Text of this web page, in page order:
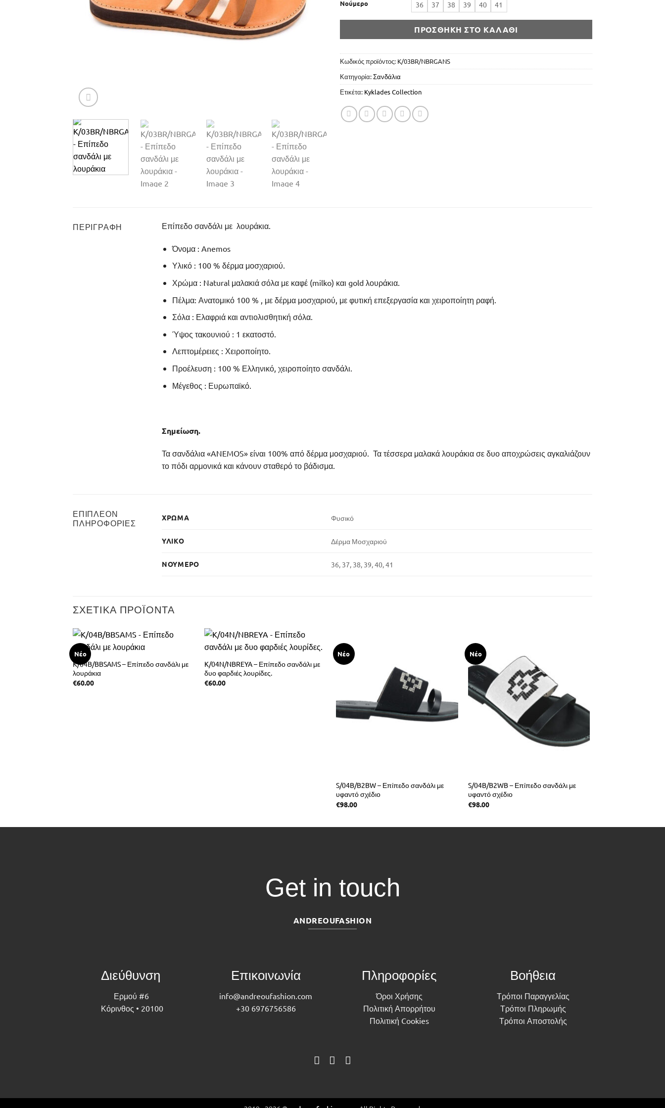
Νούμερο 36 37 38 39 40 41
ΠΡΟΣΘΉΚΗ ΣΤΟ ΚΑΛΆΘΙ
Κωδικός προϊόντος: K/03BR/NBRGANS
Κατηγορία:Σανδάλια
Ετικέτα: Kyklades Collection
ΠΕΡΙΓΡΑΦΉ Επίπεδο σανδάλι με λουράκια.
Όνομα : Anemos
Υλικό : 100 % δέρμα μοσχαριού.
Χρώμα : Natural μαλακιά σόλα με καφέ (milko) και gold λουράκια.
Πέλμα: Ανατομικό 100 % , με δέρμα μοσχαριού, με φυτική επεξεργασία και χειροποίητη ραφή.
Σόλα : Ελαφριά και αντιολισθητική σόλα.
Ύψος τακουνιού : 1 εκατοστό.
Λεπτομέρειες : Χειροποίητο.
Προέλευση : 100 % Ελληνικό, χειροποίητο σανδάλι.
Μέγεθος : Ευρωπαϊκό.
Σημείωση.
Τα σανδάλια «ANEMOS» είναι 100% από δέρμα μοσχαριού. Τα τέσσερα μαλακά λουράκια σε δυο αποχρώσεις αγκαλιάζουν
το πόδι αρμονικά και κάνουν σταθερό το βάδισμα.
ΕΠΙΠΛΈΟΝ
ΠΛΗΡΟΦΟΡΊΕΣ
ΧΡΏΜΑ Φυσικό
ΥΛΙΚΌ Δέρμα Μοσχαριού
ΝΟΎΜΕΡΟ 36, 37, 38, 39, 40, 41
ΣΧΕΤΙΚΆ ΠΡΟΪΌΝΤΑ
Νέο
K/04B/BBSAMS – Επίπεδο σανδάλι με
λουράκια
€60.00
K/04N/NBREYA – Επίπεδο σανδάλι με
δυο φαρδιές λουρίδες.
€60.00
Νέο
S/04B/B2BW – Επίπεδο σανδάλι με
υφαντό σχέδιο
€98.00
Νέο
S/04B/B2WB – Επίπεδο σανδάλι με
υφαντό σχέδιο
€98.00
Get in touch
ANDREOUFASHION
Διεύθυνση
Ερμού #6
Κόρινθος • 20100
Επικοινωνία
info@andreoufashion.com
+30 6976756586
Πληροφορίες
Όροι Χρήσης
Πολιτική Απορρήτου
Πολιτική Cookies
Βοήθεια
Τρόποι Παραγγελίας
Τρόποι Πληρωμής
Τρόποι Αποστολής